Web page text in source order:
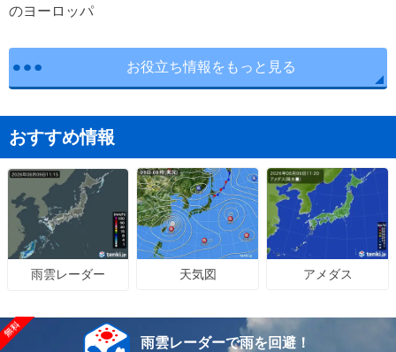
のヨーロッパ
お役立ち情報をもっと見る
おすすめ情報
雨雲レーダー 天気図 アメダス
雨雲レーダーで雨を回避！